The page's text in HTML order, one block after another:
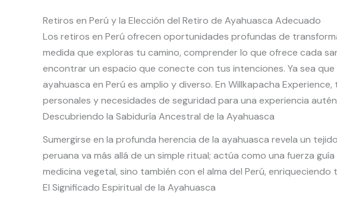
Retiros en Perú y la Elección del Retiro de Ayahuasca Adecuado
Los retiros en Perú ofrecen oportunidades profundas de
medida que exploras tu camino, comprender lo que ofrece cada
encontrar un espacio que conecte con tus intenciones. Ya sea
ayahuasca en Perú es amplio y diverso. En Willkapacha
personales y necesidades de seguridad para una experiencia
Descubriendo la Sabiduría Ancestral de la Ayahuasca
Sumergirse en la profunda herencia de la ayahuasca revela un
peruana va más allá de un simple ritual; actúa como una fuerza
medicina vegetal, sino también con el alma del Perú,
El Significado Espiritual de la Ayahuasca